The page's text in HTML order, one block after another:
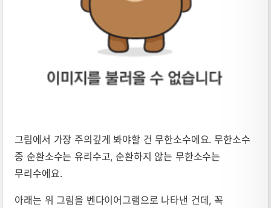
그림에서 가장 주의깊게 봐야할 건 무한소수에요. 무한소수
중 순환소수는 유리수고, 순환하지 않는 무한소수는
무리수에요.
아래는 위 그림을 벤다이어그램으로 나타낸 건데, 꼭